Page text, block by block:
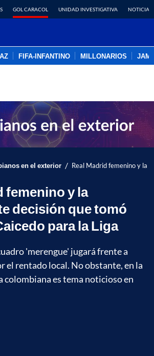
GOL CARACOL UNIDAD INVESTIGATIVA NOTICIAS
FIFA-INFANTINO MILLONARIOS
en el exterior / Real Madrid femenino y la
femenino y la
decisión que tomó
para la Liga
'merengue' jugará frente a
el rentado local. No obstante, en la
colombiana es tema noticioso en